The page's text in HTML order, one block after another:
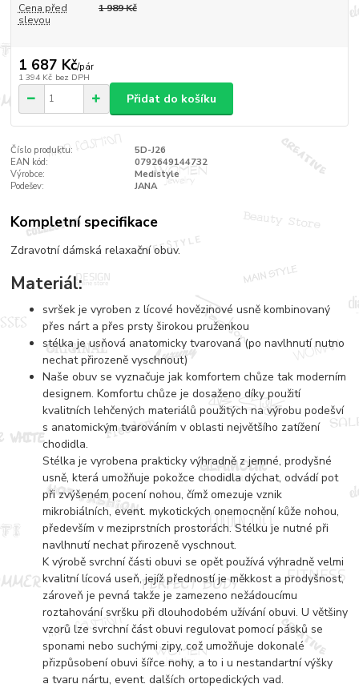
Cena před
slevou
1 989 Kč
1 687 Kč/pár
1 394 Kč bez DPH
Přidat do košíku
Číslo produktu:
5D-J26
EAN kód:
0792649144732
Výrobce:
Medistyle
Podešev:
JANA
Kompletní specifikace
Zdravotní dámská relaxační obuv.
Materiál:
svršek je vyroben z lícové hovězinové usně kombinovaný
přes nárt a přes prsty širokou pruženkou
stélka je usňová anatomicky tvarovaná (po navlhnutí nutno
nechat přirozeně vyschnout)
Naše obuv se vyznačuje jak komfortem chůze tak moderním
designem. Komfortu chůze je dosaženo díky použití
kvalitních lehčených materiálů použitých na výrobu podešví
s anatomickým tvarováním v oblasti největšího zatížení
chodidla.
Stélka je vyrobena prakticky výhradně z jemné, prodyšné
usně, která umožňuje pokožce chodidla dýchat, odvádí pot
při zvýšeném pocení nohou, čímž omezuje vznik
mikrobiálních, event. mykotických onemocnění kůže nohou,
především v meziprstních prostorách. Stélku je nutné při
navlhnutí nechat přirozeně vyschnout.
K výrobě svrchní části obuvi se opět používá výhradně velmi
kvalitní lícová useň, jejíž předností je měkkost a prodyšnost,
zároveň je pevná takže je zamezeno nežádoucímu
roztahování svršku při dlouhodobém užívání obuvi. U většiny
vzorů lze svrchní část obuvi regulovat pomocí pásků se
sponami nebo suchými zipy, což umožňuje dokonalé
přizpůsobení obuvi šířce nohy, a to i u nestandartní výšky
a tvaru nártu, event. dalších ortopedických vad.